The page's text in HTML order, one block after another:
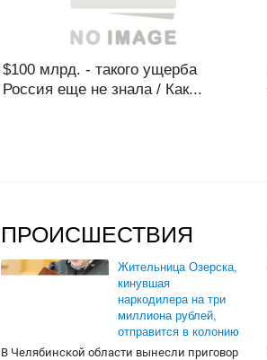
$100 млрд. - такого ущерба
Россия еще не знала / Как...
ПРОИСШЕСТВИЯ
Жительница Озерска,
кинувшая
наркодилера на три
миллиона рублей,
отправится в колонию
В Челябинской области вынесли приговор